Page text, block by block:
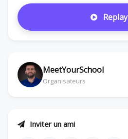
Replay
MeetYourSchool
Organisateurs
Inviter un ami